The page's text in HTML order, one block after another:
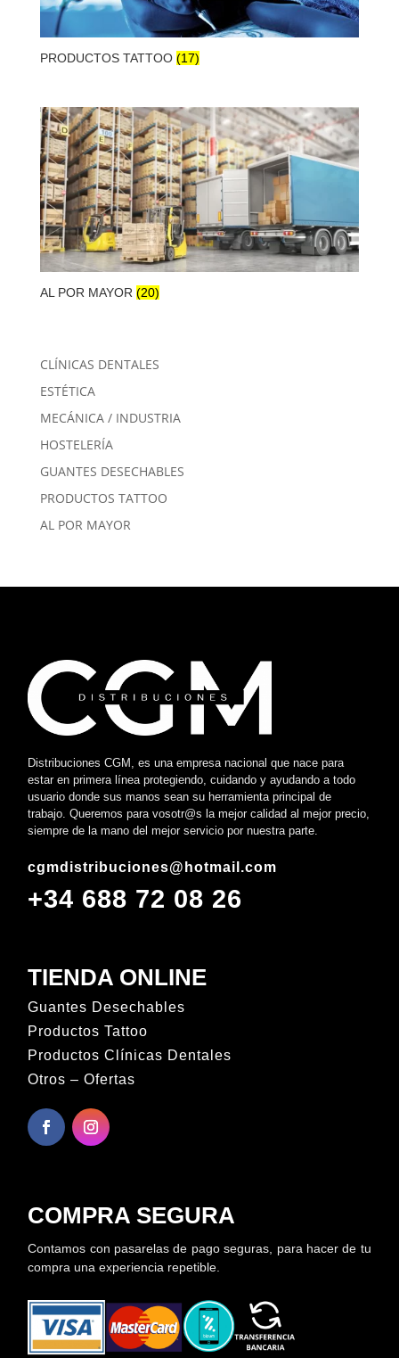
PRODUCTOS TATTOO (17)
AL POR MAYOR (20)
CLÍNICAS DENTALES
ESTÉTICA
MECÁNICA / INDUSTRIA
HOSTELERÍA
GUANTES DESECHABLES
PRODUCTOS TATTOO
AL POR MAYOR
Distribuciones CGM, es una empresa nacional que nace para
estar en primera línea protegiendo, cuidando y ayudando a todo
usuario donde sus manos sean su herramienta principal de
trabajo. Queremos para vosotr@s la mejor calidad al mejor precio,
siempre de la mano del mejor servicio por nuestra parte.
cgmdistribuciones@hotmail.com
+34 688 72 08 26
TIENDA ONLINE
Guantes Desechables
Productos Tattoo
Productos Clínicas Dentales
Otros – Ofertas
COMPRA SEGURA
Contamos con pasarelas de pago seguras, para hacer de tu
compra una experiencia repetible.